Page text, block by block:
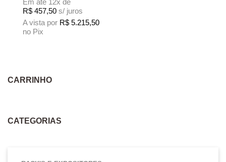
R$ 457,50 s/ juros
A vista por R$ 5.215,50
no Pix
CARRINHO
CATEGORIAS